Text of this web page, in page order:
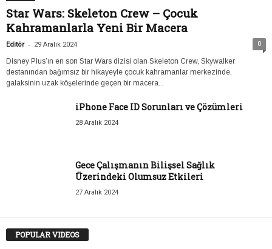
Star Wars: Skeleton Crew – Çocuk
Kahramanlarla Yeni Bir Macera
Editör - 29 Aralık 2024 0
Disney Plus’ın en son Star Wars dizisi olan Skeleton Crew, Skywalker
destanından bağımsız bir hikayeyle çocuk kahramanlar merkezinde,
galaksinin uzak köşelerinde geçen bir macera...
iPhone Face ID Sorunları ve Çözümleri
28 Aralık 2024
Gece Çalışmanın Bilişsel Sağlık
Üzerindeki Olumsuz Etkileri
27 Aralık 2024
POPULAR VIDEOS